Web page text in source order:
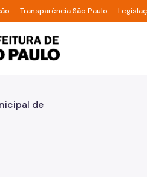
Divisor de acesso à informação
Transparência São Paulo Divisor
de São
de